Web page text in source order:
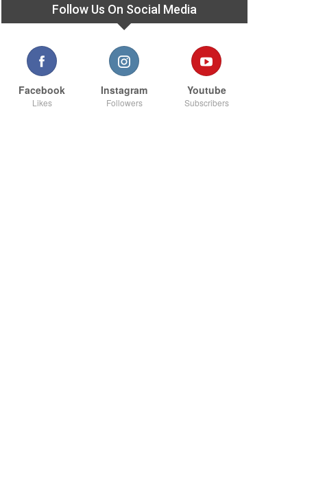
Follow Us On Social Media
Facebook
Likes
Instagram
Followers
Youtube
Subscribers